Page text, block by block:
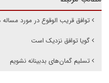
توافق قریب الوقوع در مورد
گویا توافق نزدیک است
تسلیم گمان‌های بدبینانه نشویم